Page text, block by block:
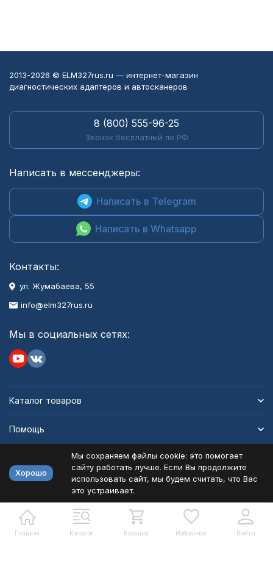
Главная Каталог Корзина Избранное Войти
2013-2026 © ELM327rus.ru — интернет-магазин
диагностических адаптеров и автосканеров
8 (800) 555-96-25
Звонок бесплатный по РФ
Написать в мессенджеры:
Написать в Telegram
Написать в Whatsapp
Контакты:
ул. Жумабаева, 55
info@elm327rus.ru
Мы в социальных сетях:
Каталог товаров
Помощь
Политика персональных данных
Разработано в bodysite.ru
Хорошо
Мы сохраняем файлы cookie: это помогает
сайту работать лучше. Если Вы продолжите
использовать сайт, мы будем считать, что Вас
это устраивает.